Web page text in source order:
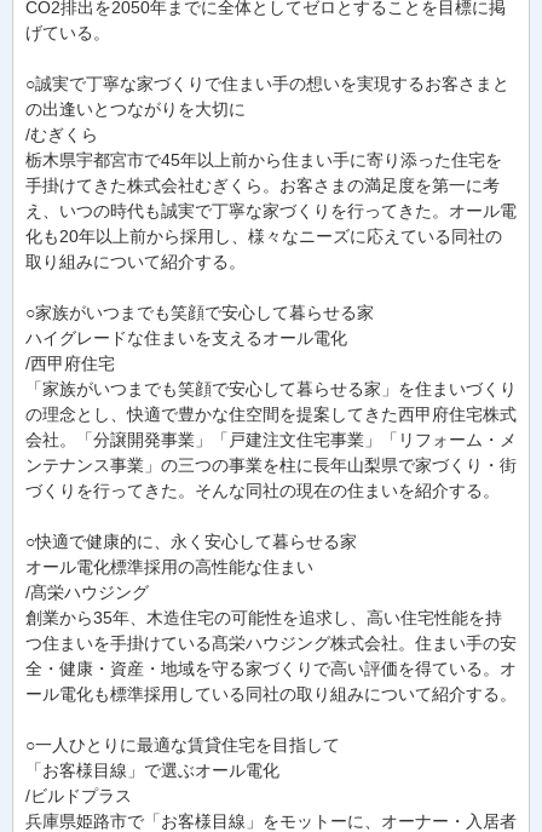
CO2排出を2050年までに全体としてゼロとすることを目標に掲
げている。
○誠実で丁寧な家づくりで住まい手の想いを実現するお客さまと
の出逢いとつながりを大切に
/むぎくら
栃木県宇都宮市で45年以上前から住まい手に寄り添った住宅を
手掛けてきた株式会社むぎくら。お客さまの満足度を第一に考
え、いつの時代も誠実で丁寧な家づくりを行ってきた。オール電
化も20年以上前から採用し、様々なニーズに応えている同社の
取り組みについて紹介する。
○家族がいつまでも笑顔で安心して暮らせる家
ハイグレードな住まいを支えるオール電化
/西甲府住宅
「家族がいつまでも笑顔で安心して暮らせる家」を住まいづくり
の理念とし、快適で豊かな住空間を提案してきた西甲府住宅株式
会社。「分譲開発事業」「戸建注文住宅事業」「リフォーム・メ
ンテナンス事業」の三つの事業を柱に長年山梨県で家づくり・街
づくりを行ってきた。そんな同社の現在の住まいを紹介する。
○快適で健康的に、永く安心して暮らせる家
オール電化標準採用の高性能な住まい
/髙栄ハウジング
創業から35年、木造住宅の可能性を追求し、高い住宅性能を持
つ住まいを手掛けている髙栄ハウジング株式会社。住まい手の安
全・健康・資産・地域を守る家づくりで高い評価を得ている。オ
ール電化も標準採用している同社の取り組みについて紹介する。
○一人ひとりに最適な賃貸住宅を目指して
「お客様目線」で選ぶオール電化
/ビルドプラス
兵庫県姫路市で「お客様目線」をモットーに、オーナー・入居者